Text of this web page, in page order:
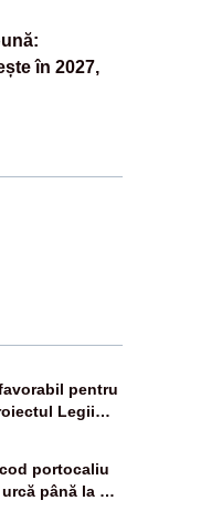
în 2027,
pentru
Legii
portocaliu
până la 38